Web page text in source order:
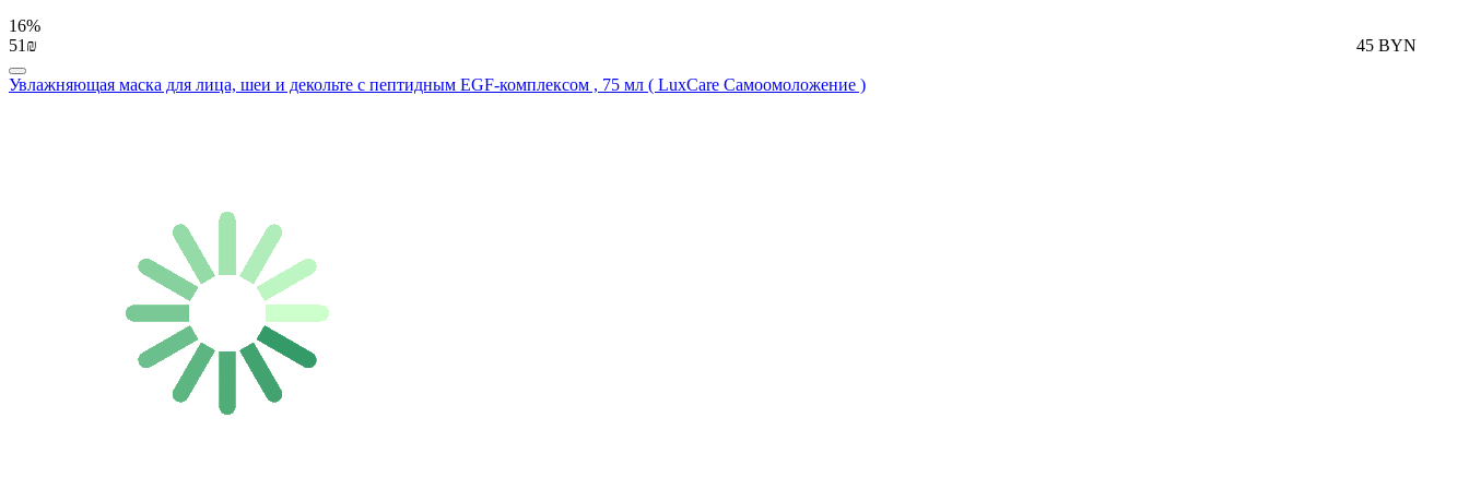
16%
51₪
45 BYN
Увлажняющая маска для лица, шеи и декольте с пептидным EGF-комплексом , 75 мл ( LuxCare Самоомоложение )